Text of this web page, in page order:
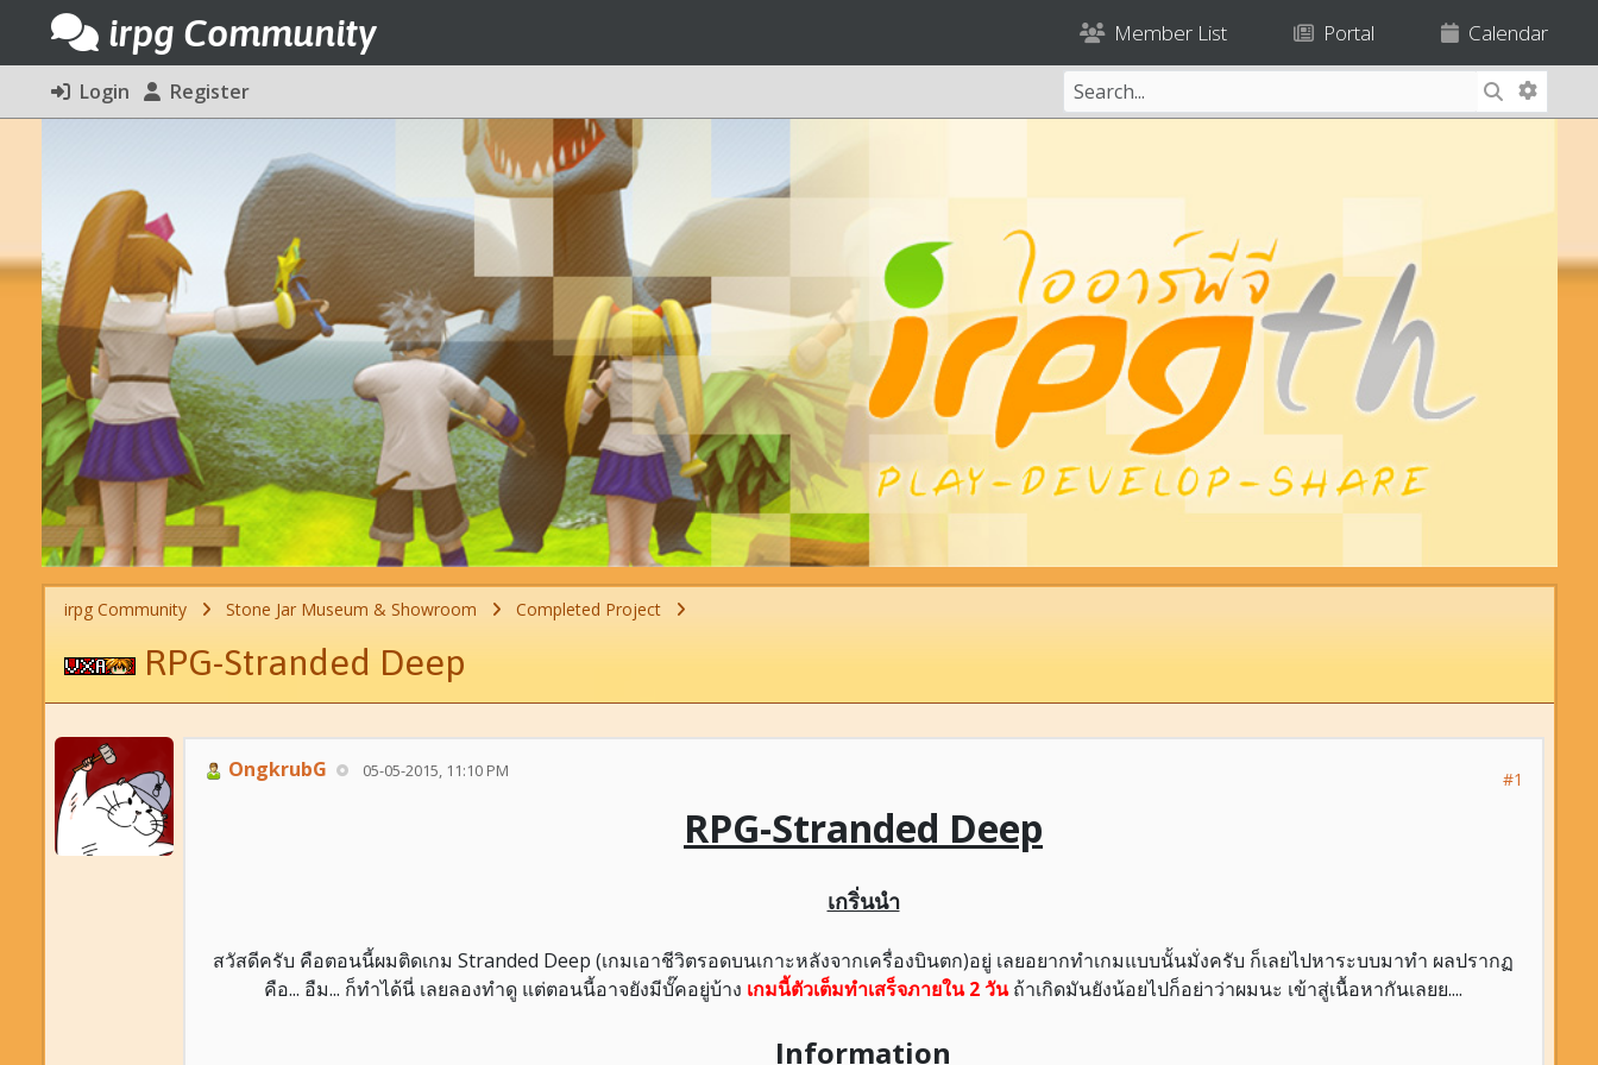
irpg Community Member List Portal Calendar
Login Register
irpg Community Stone Jar Museum & Showroom Completed Project
RPG-Stranded Deep
OngkrubG 05-05-2015, 11:10 PM #1
RPG-Stranded Deep
เกริ่นนำ
สวัสดีครับ คือตอนนี้ผมติดเกม Stranded Deep (เกมเอาชีวิตรอดบนเกาะหลังจากเครื่องบินตก)อยู่ เลยอยากทำเกมแบบนั้นมั่งครับ ก็เลยไปหาระบบมาทำ ผลปรากฏ
คือ... อืม... ก็ทำได้นี่ เลยลองทำดู แต่ตอนนี้อาจยังมีบั๊คอยู่บ้าง เกมนี้ตัวเต็มทำเสร็จภายใน 2 วันถ้าเกิดมันยังน้อยไปก็อย่าว่าผมนะ เข้าสู่เนื้อหากันเลยย....
Information